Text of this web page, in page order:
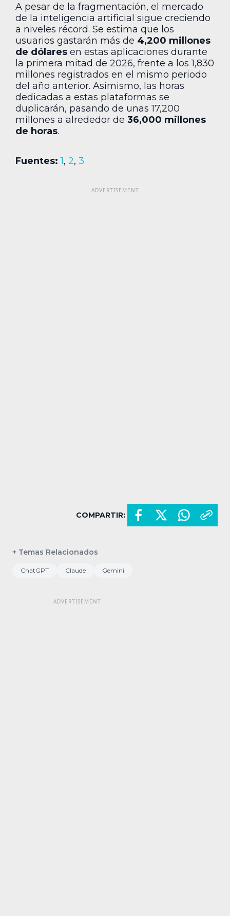
A pesar de la fragmentación, el mercado
de la inteligencia artificial sigue creciendo
a niveles récord. Se estima que los
usuarios gastarán más de 4,200 millones
de dólares en estas aplicaciones durante
la primera mitad de 2026, frente a los 1,830
millones registrados en el mismo periodo
del año anterior. Asimismo, las horas
dedicadas a estas plataformas se
duplicarán, pasando de unas 17,200
millones a alrededor de 36,000 millones
de horas.
Fuentes: 1, 2, 3
COMPARTIR:
+ Temas Relacionados
ChatGPT Claude Gemini